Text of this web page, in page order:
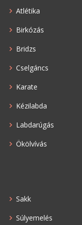
Atlétika
Birkózás
Bridzs
Cselgáncs
Karate
Kézilabda
Labdarúgás
Ökölvívás
Sakk
Súlyemelés